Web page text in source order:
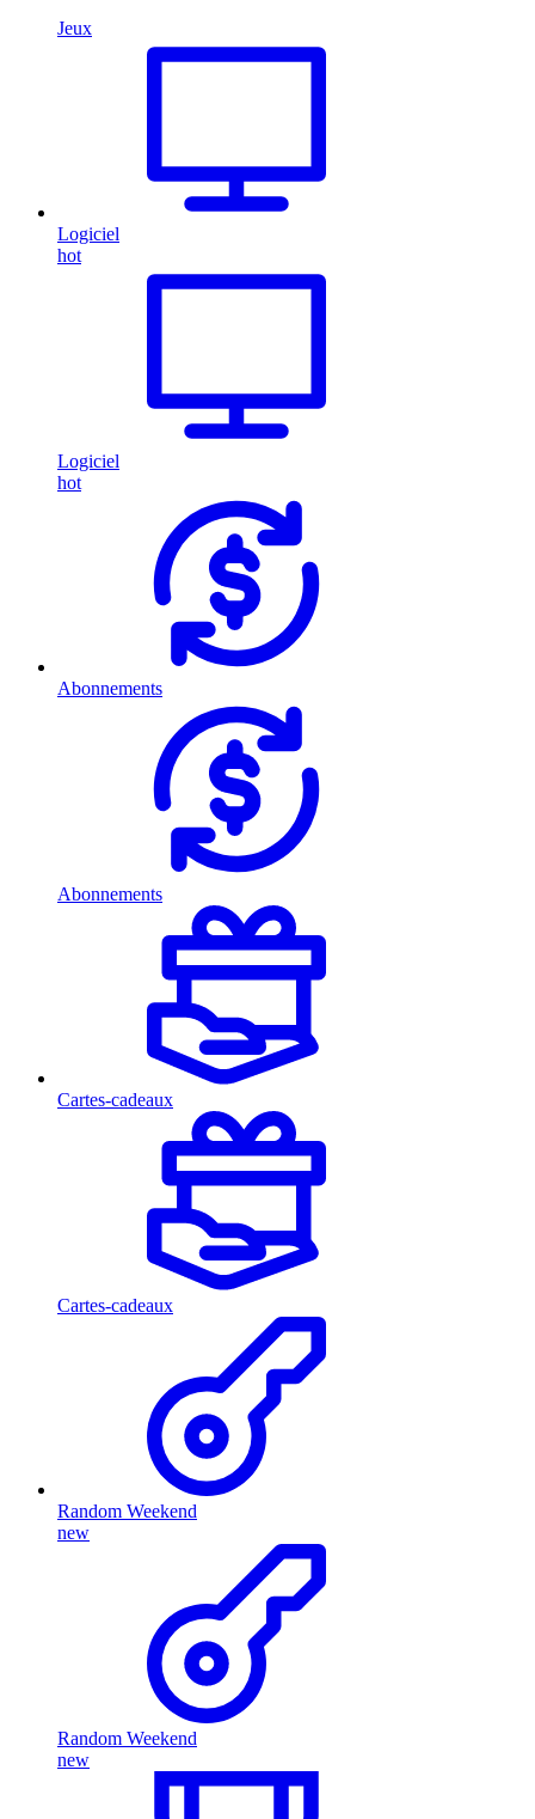
Jeux
Logiciel
hot
Logiciel
hot
Abonnements
Abonnements
Cartes-cadeaux
Cartes-cadeaux
Random Weekend
new
Random Weekend
new